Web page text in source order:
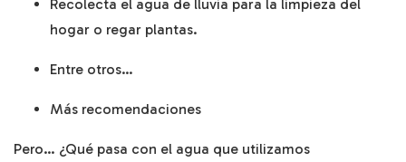
Recolecta el agua de lluvia para la limpieza del
hogar o regar plantas.
Entre otros…
Más recomendaciones
Pero… ¿Qué pasa con el agua que utilizamos